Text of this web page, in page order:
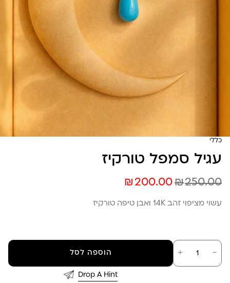
כללי
עגיל סמפל טורקיז
₪ 200.00₪250.00
עשוי מציפוי זהב 14K ואבן טיפה טורקיז
－
כמות
של
עגיל
＋ הוספה לסל
Drop A Hint